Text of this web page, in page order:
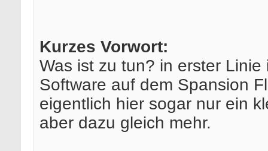
Kurzes Vorwort:
Was ist zu tun? in erster Linie
Software auf dem Spansion
eigentlich hier sogar nur ein
aber dazu gleich mehr.